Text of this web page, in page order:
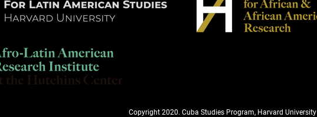
Copyright 2020. Cuba Studies Program, Harvard University